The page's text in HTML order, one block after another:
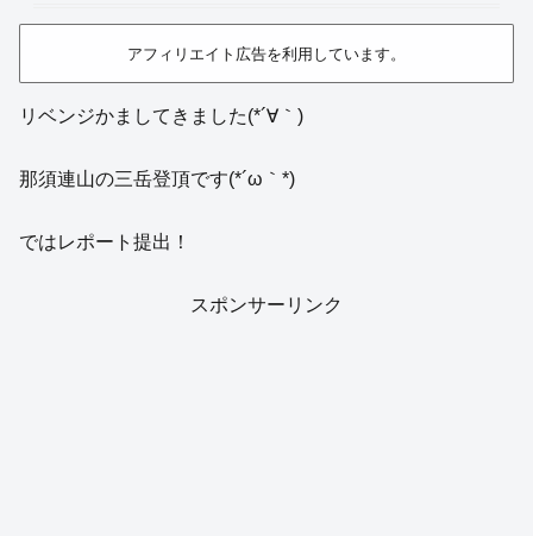
アフィリエイト広告を利用しています。
リベンジかましてきました(*´∀｀)
那須連山の三岳登頂です(*´ω｀*)
ではレポート提出！
スポンサーリンク